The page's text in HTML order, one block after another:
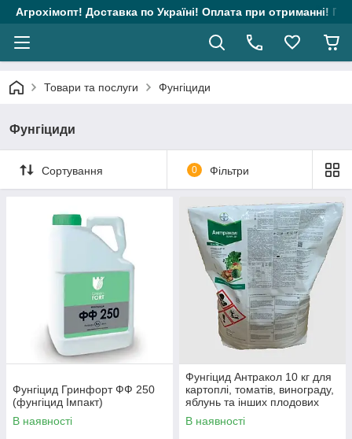
Агрохімопт! Доставка по Україні! Оплата при отриманні!
Товари та послуги Фунгіциди
Фунгіциди
Сортування 0 Фільтри
Фунгіцид Гринфорт ФФ 250
(фунгіцид Імпакт)
В наявності
Фунгіцид Антракол 10 кг для
картоплі, томатів, винограду,
яблунь та інших плодових
дерев
В наявності